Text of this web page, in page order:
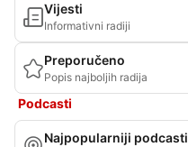
Vijesti
Informativni radiji
Preporučeno
Popis najboljih radija
Podcasti
Najpopularniji podcasti